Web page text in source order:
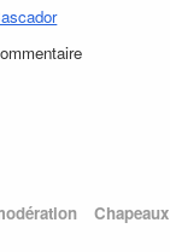
Chapeaux